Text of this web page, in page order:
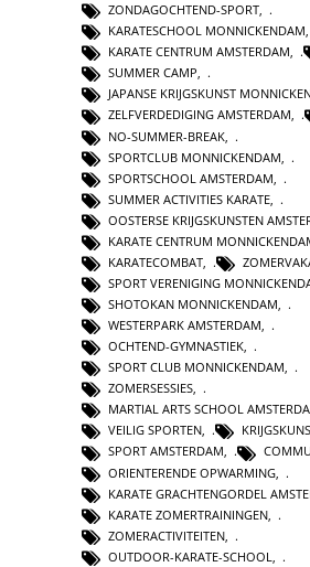
ZONDAGOCHTEND-SPORT,
KARATESCHOOL MONNICKENDAM,
KARATE CENTRUM AMSTERDAM,
SUMMER CAMP,
JAPANSE KRIJGSKUNST
ZELFVERDEDIGING AMSTERDAM,
NO-SUMMER-BREAK
SPORTCLUB MONNICKENDAM
SPORTSCHOOL AMSTERDAM
SUMMER ACTIVITIES KARATE
OOSTERSE KRIJGSKUNSTEN
KARATE CENTRUM
KARATECOMBAT
SPORT VERENIGING
SHOTOKAN MONNICKENDAM,
WESTERPARK AMSTERDAM,
OCHTEND-GYMNASTIEK,
SPORT CLUB MONNICKENDAM,
ZOMERSESSIES,
MARTIAL ARTS SCHOOL
VEILIG SPORTEN,
SPORT AMSTERDAM,
ORIENTERENDE OPWARMING
KARATE GRACHTENGORDEL
KARATE ZOMERTRAININGEN
ZOMERACTIVITEITEN
OUTDOOR-KARATE-SCHOOL